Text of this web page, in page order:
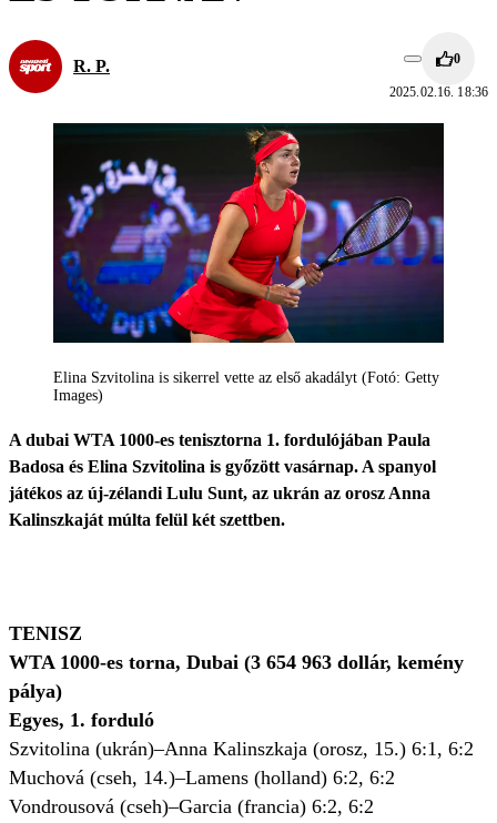
R. P. 0
2025.02.16. 18:36
Elina Szvitolina is sikerrel vette az első akadályt (Fotó: Getty
Images)
A dubai WTA 1000-es tenisztorna 1. fordulójában Paula
Badosa és Elina Szvitolina is győzött vasárnap. A spanyol
játékos az új-zélandi Lulu Sunt, az ukrán az orosz Anna
Kalinszkaját múlta felül két szettben.
TENISZ
WTA 1000-es torna, Dubai (3 654 963 dollár, kemény
pálya)
Egyes, 1. forduló
Szvitolina (ukrán)–Anna Kalinszkaja (orosz, 15.) 6:1, 6:2
Muchová (cseh, 14.)–Lamens (holland) 6:2, 6:2
Vondrousová (cseh)–Garcia (francia) 6:2, 6:2